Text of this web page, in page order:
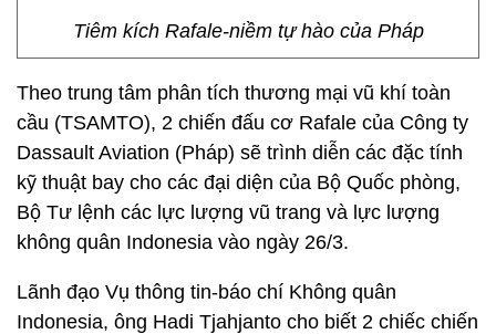
Tiêm kích Rafale-niềm tự hào của Pháp
Theo trung tâm phân tích thương mại vũ khí toàn
cầu (TSAMTO), 2 chiến đấu cơ Rafale của Công ty
Dassault Aviation (Pháp) sẽ trình diễn các đặc tính
kỹ thuật bay cho các đại diện của Bộ Quốc phòng,
Bộ Tư lệnh các lực lượng vũ trang và lực lượng
không quân Indonesia vào ngày 26/3.
Lãnh đạo Vụ thông tin-báo chí Không quân
Indonesia, ông Hadi Tjahjanto cho biết 2 chiếc chiến